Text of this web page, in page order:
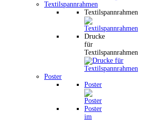
Textilspannrahmen
Textilspannrahmen
Drucke
für
Textilspannrahmen
Poster
Poster
Poster
im